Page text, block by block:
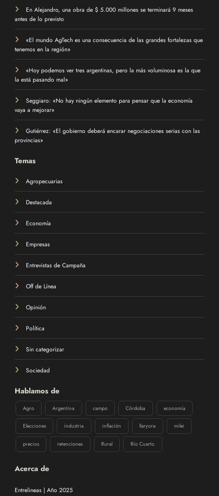
En Alejandro, una obra de $ 5.000 millones se terminará 9 meses
antes de lo previsto
«El mundo AgTech es una consecuencia de las grandes fortalezas que
tenemos en la región»
«Hoy podemos ver tres argentinas, pero la más voluminosa es la que
la está pasando mal»
Seggiaro: «No hay ningún elemento para pensar que la economía
vaya a mejorar»
Gutiérrez: «El gobierno deberá encarar negociaciones serias con las
provincias»
Temas
Agropecuarias
Destacada
Economía
Empresas
Entrevistas de Campaña
Off de Línea
Opinión
Política
Sin categorizar
Sociedad
Hablamos de
Agro Argentina campo Córdoba economía
Elecciones industria inflación llaryora milei
precios retenciones Rural Río Cuarto
Acerca de
Entrelineas | Año 2025